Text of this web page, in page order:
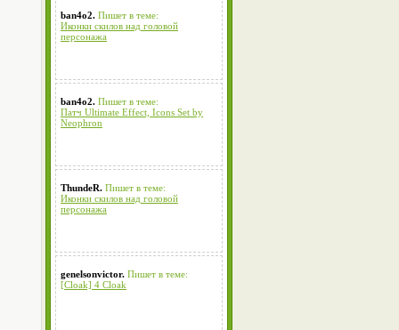
ban4o2. Пишет в теме:
Иконки скилов над головой
персонажа
ban4o2. Пишет в теме:
Патч Ultimate Effect, Icons Set by
Neophron
ThundeR. Пишет в теме:
Иконки скилов над головой
персонажа
genelsonvictor. Пишет в теме:
[Cloak] 4 Cloak